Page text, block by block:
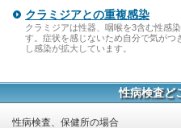
クラミジアとの重複感染
クラミジアは性器、咽喉を3含む性感
す。症状を感じないため自分で気がつ
し感染が拡大しています。
性病検査ど
性病検査、保健所の場合